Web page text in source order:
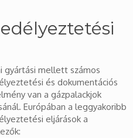
gyártási mellett számos
és dokumentációs
van a gázpalackjok
Európában a leggyakoribb
eljárások a